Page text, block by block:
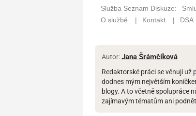
Autor: Jana Šrámčíková
Redaktorské práci se věnuji už
dodnes mým největším
blogy. A to včetně spolupráce
zajímavým tématům ani